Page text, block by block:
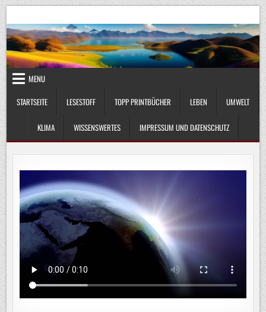
Skip
to
content
UmweltKlima.com
MENU
STARTSEITE
LESESTOFF TOPP PRINTBÜCHER LEBEN UMWELT
KLIMA WISSENSWERTES IMPRESSUM UND DATENSCHUTZ